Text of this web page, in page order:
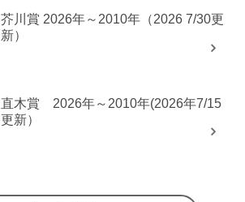
芥川賞 2026年～2010年（2026 7/30更
新）
直木賞 2026年～2010年(2026年7/15
更新）